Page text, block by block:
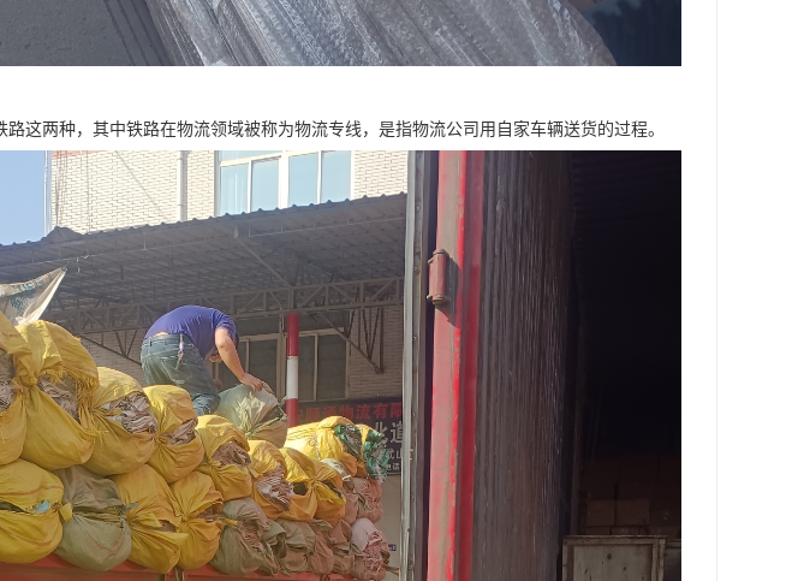
这两种，其中铁路在物流领域被称为物流专线，是指物流公司用自家车辆送货的过程。